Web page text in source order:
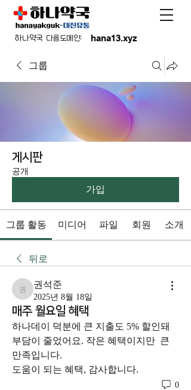
hana13.xyz
하나약국 다음도메인:
그룹
게시판
공개
가입
그룹 활동 미디어 파일 회원 소개
뒤로
권석준
권석준
2025년 8월 18일
매주 월요일 혜택
하나데이 덕분에 큰 지출도 5% 할인돼
부담이 줄었어요. 작은 혜택이지만  큰
만족입니다.
도움이 되는 혜택, 감사합니다.
0